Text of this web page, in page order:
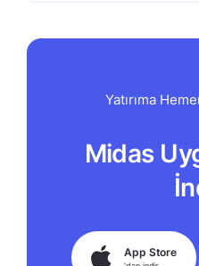
Yatırıma
Midas
App Store